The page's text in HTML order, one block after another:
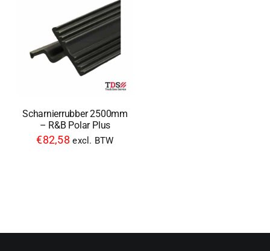
Scharnierrubber 2500mm
– R&B Polar Plus
€82,58 excl. BTW